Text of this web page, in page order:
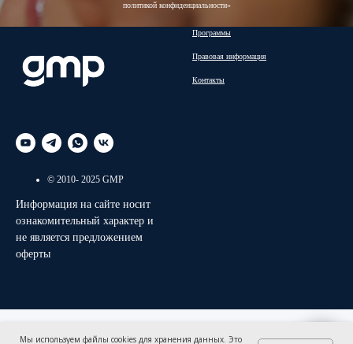
Мы используем файлы cookies для хранения данных. Это
политикой конфиденциальности»
© 2010- 2025 GMP
Информация на сайте носит
ознакомительный характер и
не является предложением
оферты
Программы
Правовая информация
Контакты